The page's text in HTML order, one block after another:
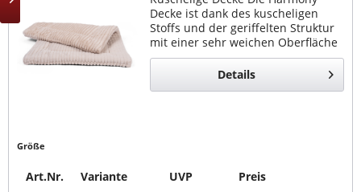
Decke ist dank des kuscheligen
Stoffs und der geriffelten Struktur
mit einer sehr weichen Oberfläche
ausgestattet. Das macht sie zu dem
perfekten Liegeplatz im Alltag.
Details
Größe
Art.Nr. Variante UVP Preis